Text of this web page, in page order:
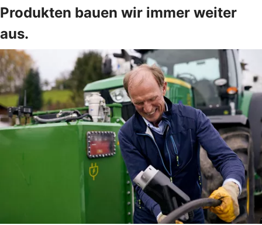
Produkten bauen wir immer weiter
aus.